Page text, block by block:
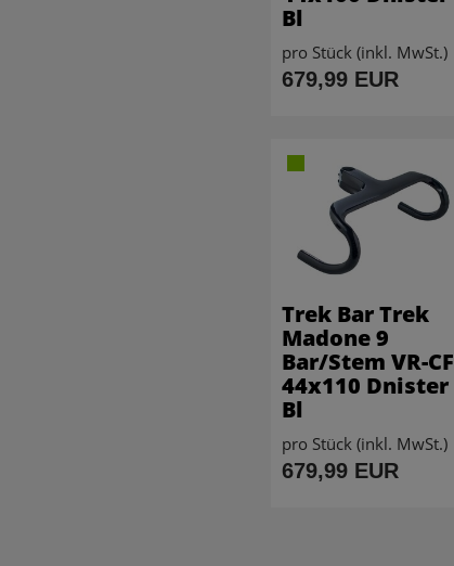
Bl
pro Stück (inkl. MwSt.)
679,99 EUR
Trek Bar Trek
Madone 9
Bar/Stem VR-CF
44x110 Dnister
Bl
pro Stück (inkl. MwSt.)
679,99 EUR